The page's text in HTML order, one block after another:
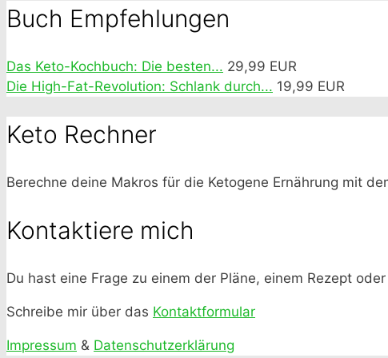
Buch Empfehlungen
Das Keto-Kochbuch: Die besten... 29,99 EUR
Die High-Fat-Revolution: Schlank durch... 19,99 EUR
Keto Rechner
Berechne deine Makros für die Ketogene Ernährung mit
Kontaktiere mich
Du hast eine Frage zu einem der Pläne, einem Rezept
Schreibe mir über das Kontaktformular
Impressum & Datenschutzerklärung